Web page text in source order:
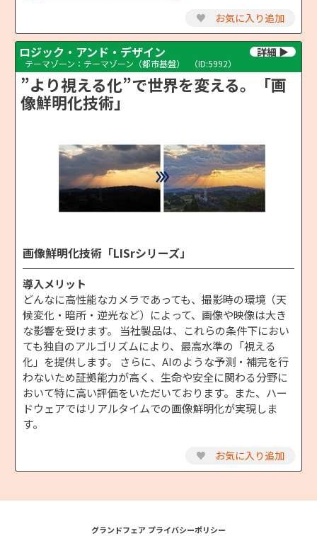
♥ お気に入り追加
ロジック・アンド・デザイン
テーマゾーン：テーマゾーン（都市基盤） （ID:5992）
”より視える化”で世界を変える。「画
像鮮明化技術」
画像鮮明化技術「LISrシリーズ」
導入メリット
どんなに高性能なカメラであっても、撮影時の環境（天
候変化・暗所・逆光など）によって、画像や映像は大き
な影響を受けます。 当社製品は、これらの条件下におい
ても独自のアルゴリズムにより、最高水準の「視える
化」を提供します。 さらに、AIのような予測・補完を行
わないため証拠能力が高く、生命や安全に関わる分野に
おいて特に高い評価をいただいております。また、ハー
ドウェアではリアルタイムでの画像鮮明化が実現しま
す。
♥ お気に入り追加
グランドフェア プライバシーポリシー